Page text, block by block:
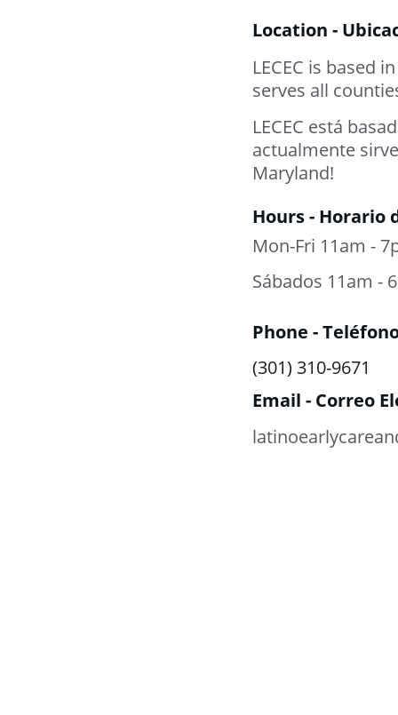
Location -
LECEC is based
serves all
LECEC está
actualmente
Maryland!
Hours - Horario
Mon-Fri 11am -
Sábados 11am -
Email - Correo
Phone -
(301) 310-9671